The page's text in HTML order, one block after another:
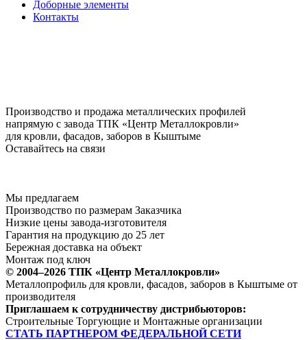
Доборные элементы
Контакты
Производство и продажа металлических профилей
напрямую с завода ТПК «Центр Металлокровли»
для кровли, фасадов, заборов в Кыштыме
Оставайтесь на связи
Мы предлагаем
Производство по размерам Заказчика
Низкие цены завода-изготовителя
Гарантия на продукцию до 25 лет
Бережная доставка на объект
Монтаж под ключ
© 2004–2026 ТПК «Центр Металлокровли»
Металлопрофиль для кровли, фасадов, заборов в Кыштыме от
производителя
Приглашаем к сотрудничеству дистрибьюторов:
Строительные Торгующие и Монтажные организации
СТАТЬ ПАРТНЕРОМ ФЕДЕРАЛЬНОЙ СЕТИ